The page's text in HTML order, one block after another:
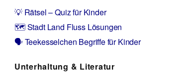
💡 Rätsel – Quiz für Kinder
🗺️ Stadt Land Fluss Lösungen
🗣️ Teekesselchen Begriffe für Kinder
Unterhaltung & Literatur